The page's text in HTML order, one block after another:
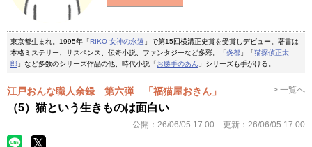
東京都生まれ。1995年「RIKO-女神の永遠 」で第15回横溝正史賞を受賞しデビュー。著書は
本格ミステリー、サスペンス、伝奇小説、ファンタジーなど多彩。「炎都 」「猫探偵正太
郎 」など多数のシリーズ作品の他、時代小説「お勝手のあん 」シリーズも手がける。
江戸おんな職人余録 第六弾 「福猫屋おきん」 > 一覧へ
（5）猫という生きものは面白い
公開： 26/06/05 17:00 更新： 26/06/05 17:00